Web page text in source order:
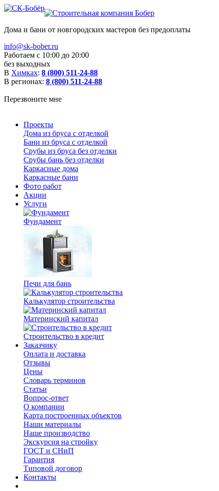
Дома и бани от новгородских мастеров без предоплаты
info@sk-bober.ru
Работаем с 10:00 до 20:00
без выходных
В Химках: 8 (800) 511-24-88
В регионах: 8 (800) 511-24-88
Перезвоните мне
Проекты
Дома из бруса с отделкой
Бани из бруса с отделкой
Срубы из бруса без отделки
Срубы бань без отделки
Каркасные дома
Каркасные бани
Фото работ
Акции
Услуги
Фундамент
Печи для бань
Калькулятор строительства
Материнский капитал
Строительство в кредит
Заказчику
Оплата и доставка
Отзывы
Цены
Словарь терминов
Статьи
Вопрос-ответ
О компании
Карта построенных объектов
Наши материалы
Наше производство
Экскурсия на стройку
ГОСТ и СНиП
Гарантия
Типовой договор
Контакты